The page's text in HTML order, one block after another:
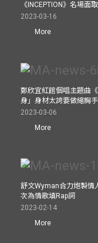
《INCEPTION》名場面
2023-03-16
More
鄭欣宜紅館個唱主題曲
身」身材太誇要做縮胸
2023-03-06
More
舒文Wyman合力炮製情
次為情歌填Rap詞
2023-02-14
More